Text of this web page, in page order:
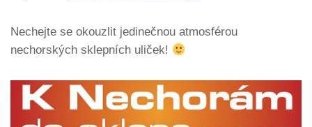
Nechejte se okouzlit jedinečnou atmosférou
nechorských sklepních uliček!